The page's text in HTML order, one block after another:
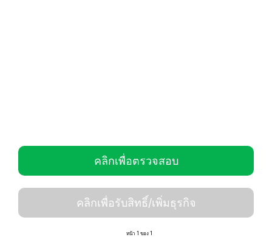
คลิกเพื่อตรวจสอบ
คลิกเพื่อรับสิทธิ์/เพิ่มธุรกิจ
หน้า 1 ของ 1